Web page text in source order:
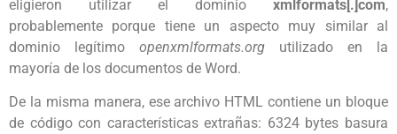
eligieron utilizar el dominio xmlformats[.]com,
probablemente porque tiene un aspecto muy similar al
dominio legítimo openxmlformats.org utilizado en la
mayoría de los documentos de Word.
De la misma manera, ese archivo HTML contiene un bloque
de código con características extrañas: 6324 bytes basura